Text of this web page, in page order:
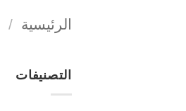
الرئيسية /
التصنيفات